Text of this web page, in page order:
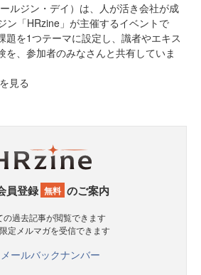
ルジン・デイ）は、人が活き会社が成
ン「HRzine」が主催するイベントで
題を1つテーマに設定し、識者やエキス
を、参加者のみなさんと共有していま
見る
員登録 無料 のご案内
の過去記事が閲覧できます
定メルマガを受信できます
メールバックナンバー